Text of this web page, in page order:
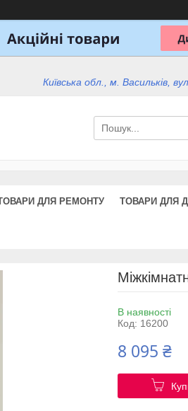
Київська обл., м. Васильків,
ДЛЯ РЕМОНТУ ТОВАРИ ДЛЯ
В наявності
Код: 16200
8 095 ₴